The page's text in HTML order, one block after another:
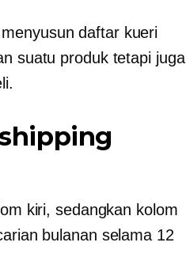
daftar kueri
suatu produk tetapi juga
kiri, sedangkan kolom
bulanan selama 12